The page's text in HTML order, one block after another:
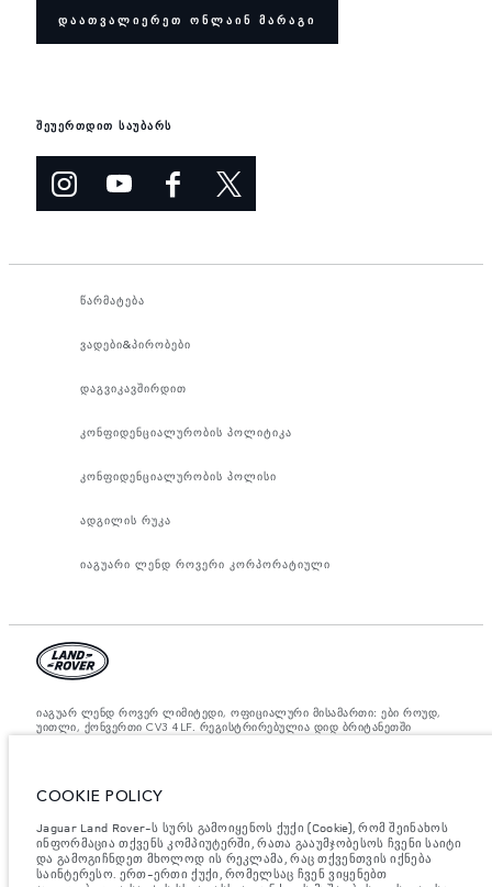
ᲓᲐᲐᲗᲕᲐᲚᲘᲔᲠᲔᲗ ᲝᲜᲚᲐᲘᲜ ᲛᲐᲠᲐᲒᲘ
შეუერთდით საუბარს
წარმატება
ვადები&პირობები
დაგვიკავშირდით
კონფიდენციალურობის პოლიტიკა
კონფიდენციალურობის პოლისი
ადგილის რუკა
იაგუარი ლენდ როვერი კორპორატიული
იაგუარ ლენდ როვერ ლიმიტედი, ოფიციალური მისამართი: ები როუდ,
უითლი, ქონვერთი CV3 4LF. რეგისტრირებულია დიდ ბრიტანეთში
ნომრით: 1672070. ევროკავშირის კანონდებლობის თანახმად,
მითითებულია მხოლოდ შედარებითი მიზნისათვის. ვებ გვერდზე
შესაძლებელია იცვლებოდეს ბაზრის მიხედვით და ცვლილება
აუცილებლად მოხდება შეტყობინების შემდეგ. დეტალური ინფორმაციის
მისაღებად, გთხოვთ, მიმართეთ ადგილობრივ დილერს.
მნიშვნელოვანი ინფორმაცია გამოსახულებისა და სპეციფიკაციის
COOKIE POLICY
Jaguar Land Rover-ს სურს გამოიყენოს ქუქი (Cookie), რომ შეინახოს
ინფორმაცია თქვენს კომპიუტერში, რათა გააუმჯობესოს ჩვენი საიტი
და გამოგიჩნდეთ მხოლოდ ის რეკლამა, რაც თქვენთვის იქნება
საინტერესო. ერთ-ერთი ქუქი, რომელსაც ჩვენ ვიყენებთ